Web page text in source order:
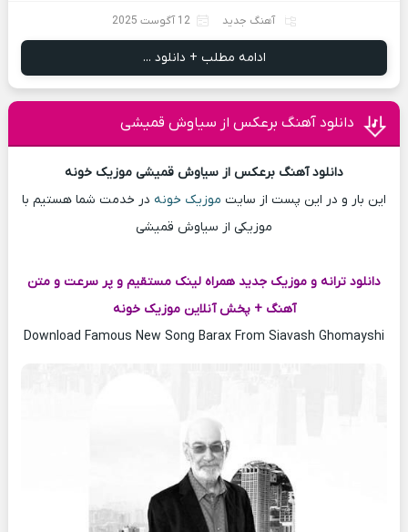
آهنگ جدید 12 آگوست 2025
ادامه مطلب + دانلود ...
دانلود آهنگ برعکس از سیاوش قمیشی
دانلود آهنگ برعکس از سیاوش قمیشی موزیک خونه
این بار و در این پست از سایت موزیک خونه در خدمت شما هستیم با
موزیکی از سیاوش قمیشی
دانلود ترانه و موزیک جدید همراه لینک مستقیم و پر سرعت و متن
آهنگ + پخش آنلاین موزیک خونه
Download Famous New Song Barax From Siavash Ghomayshi